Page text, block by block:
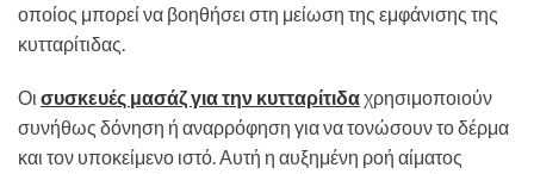
οποίος μπορεί να βοηθήσει στη μείωση της εμφάνισης της
κυτταρίτιδας.
Οι συσκευές μασάζ για την κυτταρίτιδαχρησιμοποιούν
συνήθως δόνηση ή αναρρόφηση για να τονώσουν το δέρμα
και τον υποκείμενο ιστό. Αυτή η αυξημένη ροή αίματος